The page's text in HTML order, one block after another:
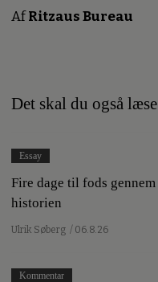
AfRitzaus Bureau
Det skal du også læse
Essay
Fire dage til fods gennem
historien
Ulrik Søberg / 06.8.26
Kommentar